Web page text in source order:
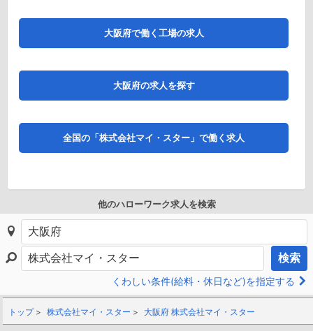
大阪府で働く工場の求人
大阪府の求人を探す
全国の「株式会社マイ・スター」で働く求人
他のハローワーク求人を検索
検索
くわしい条件(給料・休日など)を指定する
トップ 株式会社マイ・スター 大阪府 株式会社マイ・スター